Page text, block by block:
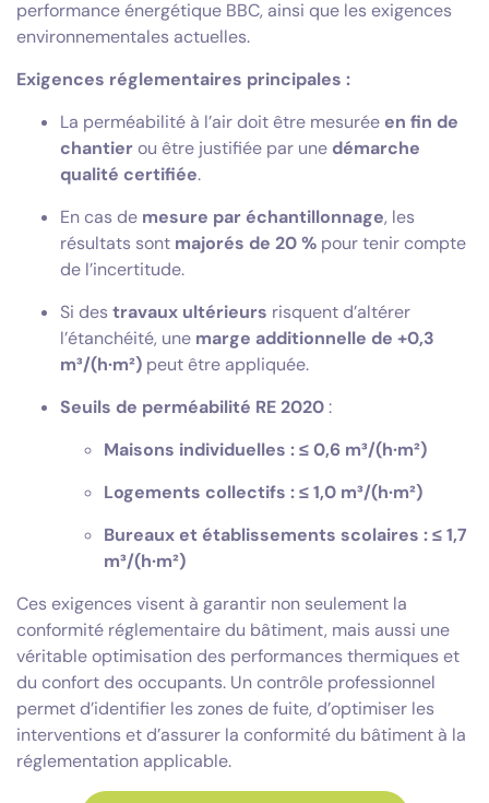
performance énergétique BBC, ainsi que les exigences
environnementales actuelles.
Exigences réglementaires principales :
La perméabilité à l’air doit être mesurée en fin de
chantierou être justifiée par une démarche
qualité certifiée.
En cas de mesure par échantillonnage, les
résultats sont majorés de 20 % pour tenir compte
de l’incertitude.
Si destravaux ultérieurs risquent d’altérer
l’étanchéité, une marge additionnelle de +0,3
m³/(h·m²) peut être appliquée.
Seuils de perméabilité RE 2020:
Maisons individuelles : ≤ 0,6 m³/(h·m²)
Logements collectifs : ≤ 1,0 m³/(h·m²)
Bureaux et établissements scolaires : ≤ 1,7
m³/(h·m²)
Ces exigences visent à garantir non seulement la
conformité réglementaire du bâtiment, mais aussi une
véritable optimisation des performances thermiques et
du confort des occupants. Un contrôle professionnel
permet d’identifier les zones de fuite, d’optimiser les
interventions et d’assurer la conformité du bâtiment à la
réglementation applicable.